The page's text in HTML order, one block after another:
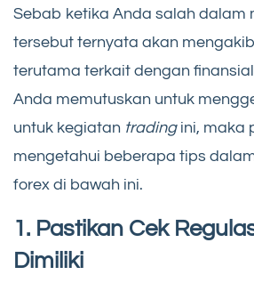
Sebab ketika Anda salah dalam
tersebut ternyata akan
terutama terkait dengan
Anda memutuskan untuk
untuk kegiatan trading ini, maka
mengetahui beberapa tips
forex di bawah ini.
1. Pastikan Cek
Dimiliki